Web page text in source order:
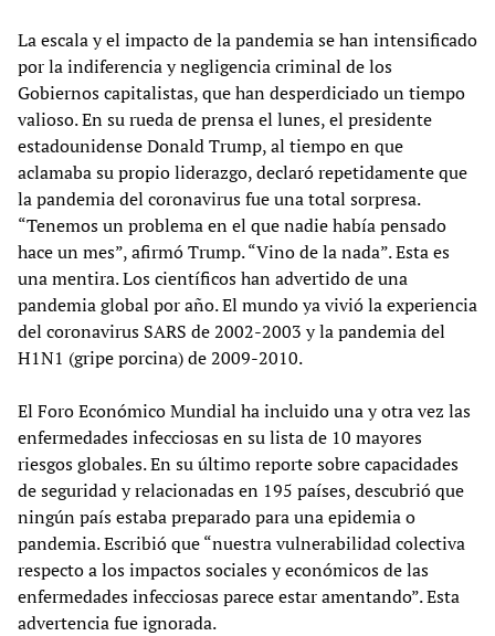
La escala y el impacto de la pandemia se han intensificado
por la indiferencia y negligencia criminal de los
Gobiernos capitalistas, que han desperdiciado un tiempo
valioso. En su rueda de prensa el lunes, el presidente
estadounidense Donald Trump, al tiempo en que
aclamaba su propio liderazgo, declaró repetidamente que
la pandemia del coronavirus fue una total sorpresa.
“Tenemos un problema en el que nadie había pensado
hace un mes”, afirmó Trump. “Vino de la nada”. Esta es
una mentira. Los científicos han advertido de una
pandemia global por año. El mundo ya vivió la experiencia
del coronavirus SARS de 2002-2003 y la pandemia del
H1N1 (gripe porcina) de 2009-2010.
El Foro Económico Mundial ha incluido una y otra vez las
enfermedades infecciosas en su lista de 10 mayores
riesgos globales. En su último reporte sobre capacidades
de seguridad y relacionadas en 195 países, descubrió que
ningún país estaba preparado para una epidemia o
pandemia. Escribió que “nuestra vulnerabilidad colectiva
respecto a los impactos sociales y económicos de las
enfermedades infecciosas parece estar amentando”. Esta
advertencia fue ignorada.